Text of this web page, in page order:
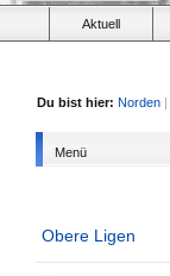
Aktuell
Du bist hier: Norden |
Menü
Obere Ligen